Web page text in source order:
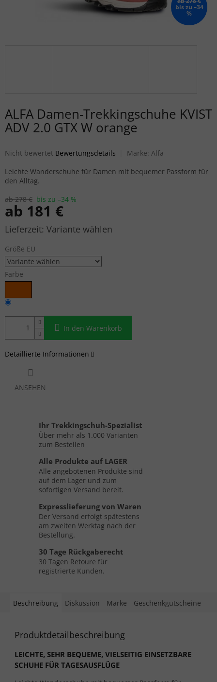
bis zu –34
%
ALFA Damen-Trekkingschuhe KVIST
ADV 2.0 GTX W orange
Die durchschnittliche Produktbewertung ist 0,0 von 5 Sternen.
Nicht bewertet Bewertungsdetails Marke: Alfa
ab 278 € bis zu –34 %
ab 181 €
Verkaufspreis:Variante wählen
Größe EU
Farbe
In den Warenkorb
Leichte Wanderschuhe für Damen mit bequemer Passform für
den Alltag.
Detaillierte Informationen
ANSEHEN
Ihr Trekkingschuh-Spezialist
Über mehr als 1.000 Varianten
zum Bestellen
Alle Produkte auf LAGER
Alle angebotenen Produkte sind
auf dem Lager und zum
sofortigen Versand bereit.
Expresslieferung von Waren
Der Versand erfolgt spätestens
am zweiten Werktag nach der
Bestellung.
30 Tage Rückgaberecht
30 Tagen Retoure für
registrierte Kunden.
Beschreibung Diskussion Marke Geschenkgutscheine
Produktdetailbeschreibung
LEICHTE, SEHR BEQUEME, VIELSEITIG EINSETZBARE
SCHUHE FÜR TAGESAUSFLÜGE